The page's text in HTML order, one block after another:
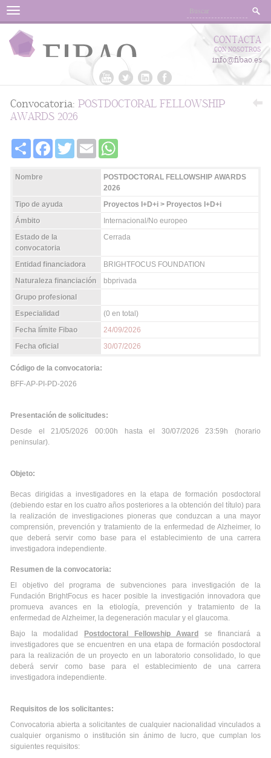
Menu
CONTACTA
CON NOSOTROS
info@fibao.es
Convocatoria: POSTDOCTORAL FELLOWSHIP
AWARDS 2026
Share FacebookTwitter Email
Nombre
POSTDOCTORAL FELLOWSHIP AWARDS
2026
Tipo de ayuda
Proyectos I+D+i > Proyectos I+D+i
Ámbito
Internacional/No europeo
Estado de la
convocatoria
Cerrada
Entidad financiadora
BRIGHTFOCUS FOUNDATION
Naturaleza financiación
bbprivada
Grupo profesional
Especialidad
(0 en total)
Fecha límite Fibao
24/09/2026
Fecha oficial
30/07/2026
Código de la convocatoria:
BFF-AP-PI-PD-2026
Presentación de solicitudes:
Desde el 21/05/2026 00:00h hasta el 30/07/2026 23:59h (horario
peninsular).
Objeto:
Becas dirigidas a investigadores en la etapa de formación posdoctoral
(debiendo estar en los cuatro años posteriores a la obtención del título) para
la realización de investigaciones pioneras que conduzcan a una mayor
comprensión, prevención y tratamiento de la enfermedad de Alzheimer, lo
que deberá servir como base para el establecimiento de una carrera
investigadora independiente.
Resumen de la convocatoria:
El objetivo del programa de subvenciones para investigación de la
Fundación BrightFocus es hacer posible la investigación innovadora que
promueva avances en la etiología, prevención y tratamiento de la
enfermedad de Alzheimer, la degeneración macular y el glaucoma.
Bajo la modalidad
Postdoctoral Fellowship Award
se financiará a
investigadores que se encuentren en una etapa de formación posdoctoral
para la realización de un proyecto en un laboratorio consolidado, lo que
deberá servir como base para el establecimiento de una carrera
investigadora independiente.
Requisitos de los solicitantes:
Convocatoria abierta a solicitantes de cualquier nacionalidad vinculados a
cualquier organismo o institución sin ánimo de lucro, que cumplan los
siguientes requisitos: